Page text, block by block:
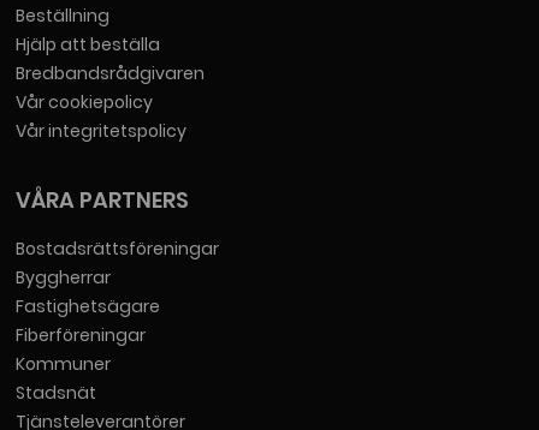
Beställning
Hjälp att beställa
Bredbandsrådgivaren
Vår cookiepolicy
Vår integritetspolicy
VÅRA PARTNERS
Bostadsrättsföreningar
Byggherrar
Fastighetsägare
Fiberföreningar
Kommuner
Stadsnät
Tjänsteleverantörer